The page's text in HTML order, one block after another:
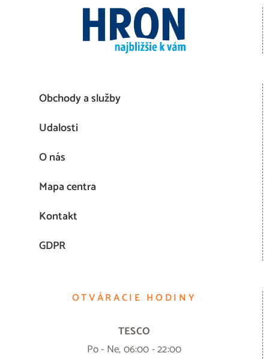
Obchody a služby
Udalosti
O nás
Mapa centra
Kontakt
GDPR
OTVÁRACIE HODINY
TESCO
Po - Ne, 06:00 - 22:00